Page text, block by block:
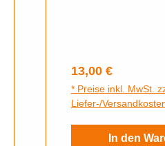
"Struzzo" 1955-
1955- Vespa 150
Vespa 150 VB1-
VS1/2/3/4 yFern+Abblendlicht
Sockel: BA20d /​
Regulärer Preis:
13,00 €
* Preise inkl. MwSt.
Liefer-/
In den